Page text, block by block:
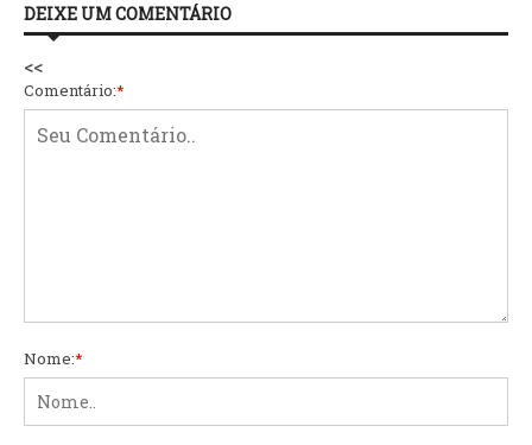
DEIXE UM COMENTÁRIO
<<
Comentário:*
Nome:*